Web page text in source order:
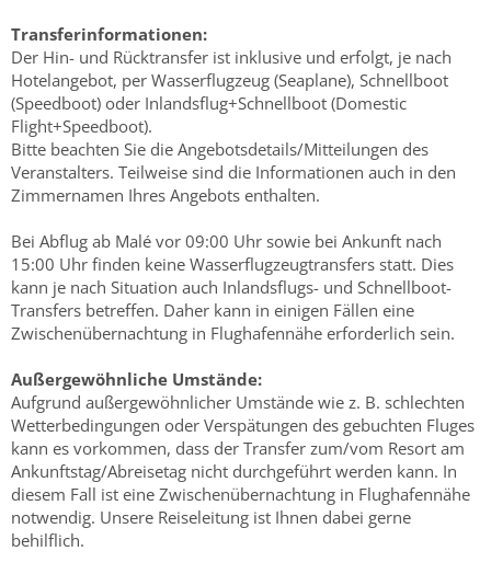
Transferinformationen:
Der Hin- und Rücktransfer ist inklusive und erfolgt, je nach
Hotelangebot, per Wasserflugzeug (Seaplane), Schnellboot
(Speedboot) oder Inlandsflug+Schnellboot (Domestic
Flight+Speedboot).
Bitte beachten Sie die Angebotsdetails/Mitteilungen des
Veranstalters. Teilweise sind die Informationen auch in den
Zimmernamen Ihres Angebots enthalten.
Bei Abflug ab Malé vor 09:00 Uhr sowie bei Ankunft nach
15:00 Uhr finden keine Wasserflugzeugtransfers statt. Dies
kann je nach Situation auch Inlandsflugs- und Schnellboot-
Transfers betreffen. Daher kann in einigen Fällen eine
Zwischenübernachtung in Flughafennähe erforderlich sein.
Außergewöhnliche Umstände:
Aufgrund außergewöhnlicher Umstände wie z. B. schlechten
Wetterbedingungen oder Verspätungen des gebuchten Fluges
kann es vorkommen, dass der Transfer zum/vom Resort am
Ankunftstag/Abreisetag nicht durchgeführt werden kann. In
diesem Fall ist eine Zwischenübernachtung in Flughafennähe
notwendig. Unsere Reiseleitung ist Ihnen dabei gerne
behilflich.